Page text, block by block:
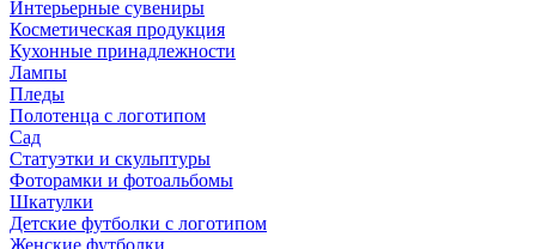
Интерьерные сувениры
Косметическая продукция
Кухонные принадлежности
Лампы
Пледы
Полотенца с логотипом
Сад
Статуэтки и скульптуры
Фоторамки и фотоальбомы
Шкатулки
Детские футболки с логотипом